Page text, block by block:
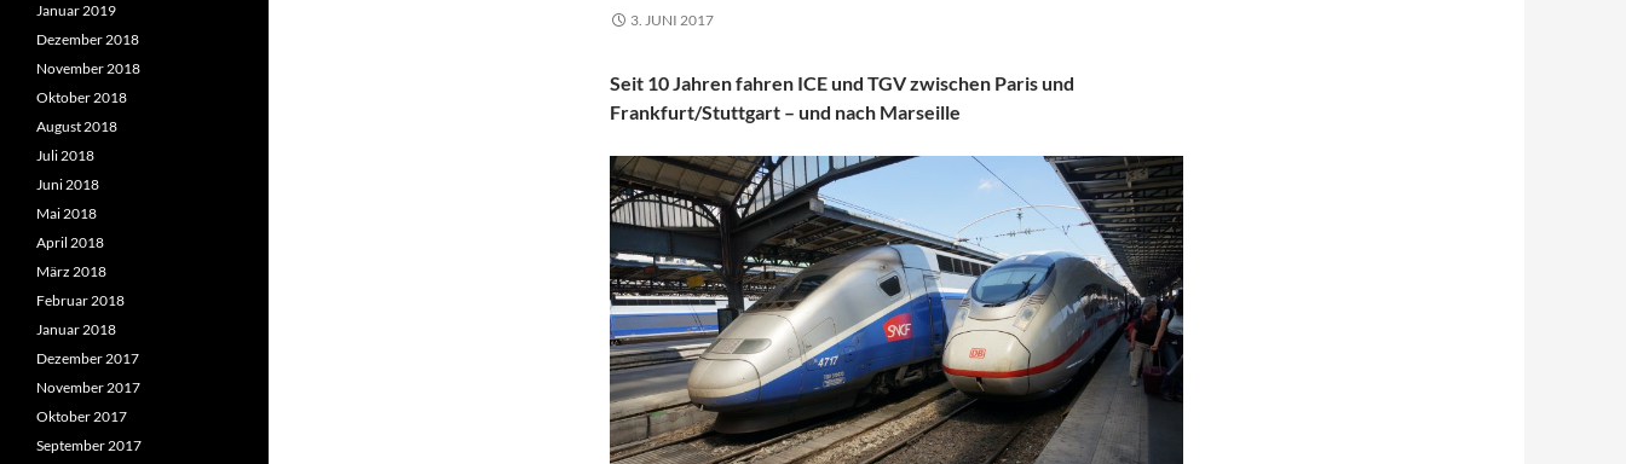
3. JUNI 2017
Seit 10 Jahren fahren ICE und TGV zwischen Paris und
Frankfurt/Stuttgart – und nach Marseille
Januar 2019
Dezember 2018
November 2018
Oktober 2018
August 2018
Juli 2018
Juni 2018
Mai 2018
April 2018
März 2018
Februar 2018
Januar 2018
Dezember 2017
November 2017
Oktober 2017
September 2017